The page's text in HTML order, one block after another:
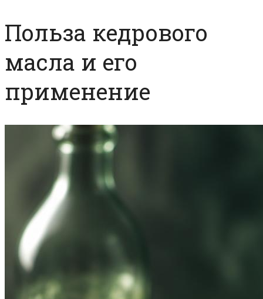
Польза кедрового
масла и его
применение